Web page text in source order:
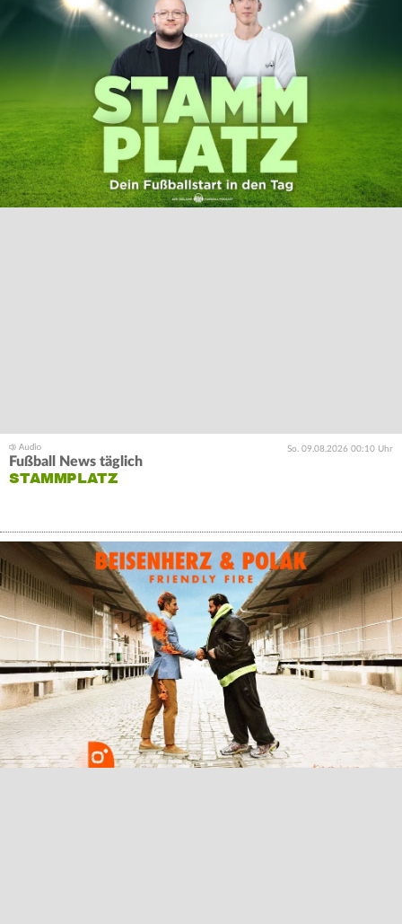
So. 09.08.2026 00:10 Uhr
Fußball News täglich
STAMMPLATZ